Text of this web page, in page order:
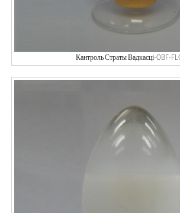
Кантроль Страты Вадкасці-OBF-